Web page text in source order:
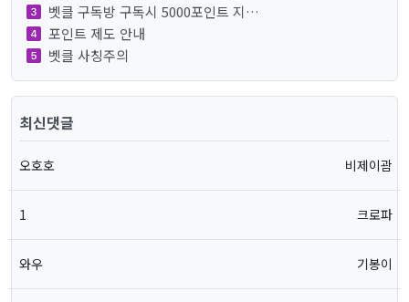
벳클 구독방 구독시 5000포인트 지…
포인트 제도 안내
벳클 사칭주의
최신댓글
오호호 비제이괌
1 크로파
와우 기봉이